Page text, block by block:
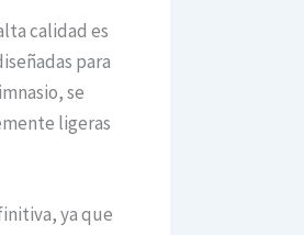
calidad es
para
se
ligeras
ya que